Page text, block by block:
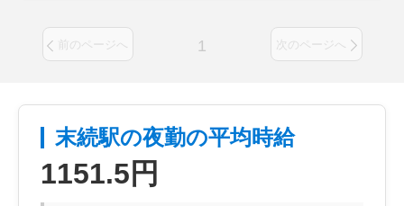
前のページへ 1 次のページへ
末続駅の夜勤の平均時給
1151.5円